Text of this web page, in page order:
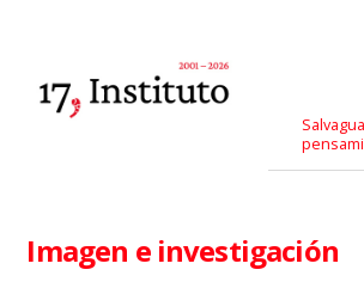
Imagen e investigación